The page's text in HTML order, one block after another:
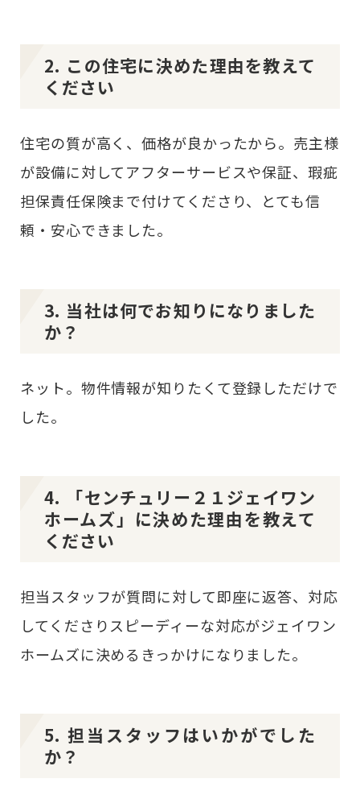
2. この住宅に決めた理由を教えて
ください
住宅の質が高く、価格が良かったから。売主様
が設備に対してアフターサービスや保証、瑕疵
担保責任保険まで付けてくださり、とても信
頼・安心できました。
3. 当社は何でお知りになりました
か？
ネット。物件情報が知りたくて登録しただけで
した。
4. 「センチュリー２１ジェイワン
ホームズ」に決めた理由を教えて
ください
担当スタッフが質問に対して即座に返答、対応
してくださりスピーディーな対応がジェイワン
ホームズに決めるきっかけになりました。
5. 担当スタッフはいかがでした
か？